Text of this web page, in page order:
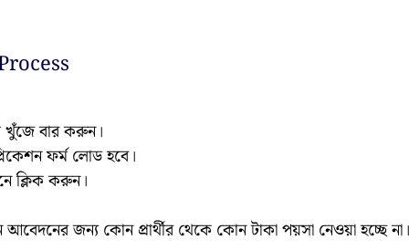
খুঁজে বার করুন।
ফর্ম লোড হবে।
ক্লিক করুন।
জন্য কোন প্রার্থীর থেকে কোন টাকা পয়সা নেওয়া হচ্ছে না।